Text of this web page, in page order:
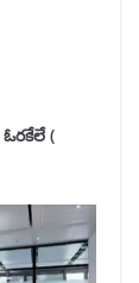
ఓరకేలే (